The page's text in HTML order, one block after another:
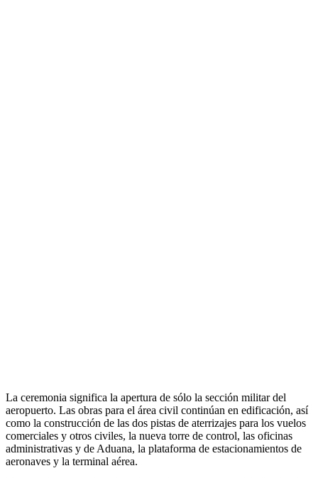
La ceremonia significa la apertura de sólo la sección militar del
aeropuerto. Las obras para el área civil continúan en edificación, así
como la construcción de las dos pistas de aterrizajes para los vuelos
comerciales y otros civiles, la nueva torre de control, las oficinas
administrativas y de Aduana, la plataforma de estacionamientos de
aeronaves y la terminal aérea.